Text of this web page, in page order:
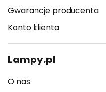
Gwarancje producenta
Konto klienta
Lampy.pl
O nas